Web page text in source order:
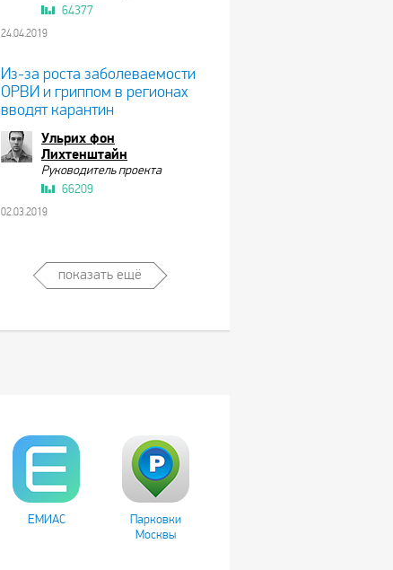
64377
24.04.2019
Из-за роста заболеваемости
ОРВИ и гриппом в регионах
вводят карантин
Ульрих фон
Лихтенштайн
Руководитель проекта
66209
02.03.2019
показать ещё
ЕМИАС
Парковки
Москвы